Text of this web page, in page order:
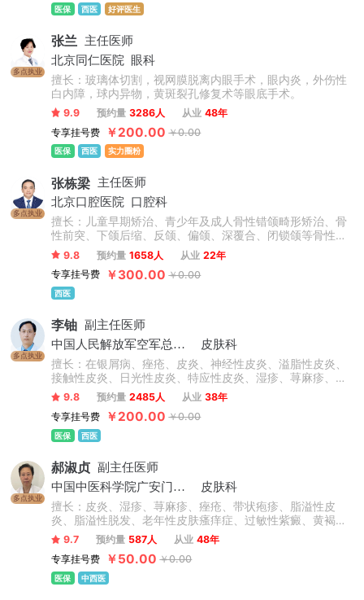
医保 西医 好评医生
多点执业
张兰 主任医师
北京同仁医院
眼科
擅长：玻璃体切割，视网膜脱离内眼手术，眼内炎，外伤性
白内障，球内异物，黄斑裂孔修复术等眼底手术。
9.9 预约量 3286人 从业 48年
专享挂号费
￥200.00 ￥0.00
医保 西医 实力圈粉
多点执业
张栋梁 主任医师
北京口腔医院 口腔科
擅长：儿童早期矫治、青少年及成人骨性错颌畸形矫治、骨
性前突、下颌后缩、反颌、偏颌、深覆合、闭锁颌等骨性问
题矫治，不拔牙矫治技术，微种植支抗技术，正畸-正颌联合
治疗，牙周-正畸联合治疗，数字化舌侧及无托槽隐形矫治技
术，复杂病例矫治。累计完成矫治案例数万例。
9.8 预约量 1658人 从业 22年
专享挂号费
￥300.00 ￥0.00
西医
多点执业
李铀 副主任医师
中国人民解放军空军总医院
皮肤科
擅长：在银屑病、痤疮、皮炎、神经性皮炎、溢脂性皮炎、
接触性皮炎、日光性皮炎、特应性皮炎、湿疹、荨麻疹、慢
性荨麻疹、急性荨麻疹、丘疹性荨麻疹、胆碱能性荨麻疹等
心身性皮肤病诊治方面有独到的见解和特色。
9.8 预约量 2485人 从业 38年
专享挂号费
￥200.00 ￥0.00
医保 西医
多点执业
郝淑贞 副主任医师
中国中医科学院广安门医院
皮肤科
擅长：皮炎、湿疹、荨麻疹、痤疮、带状疱疹、脂溢性皮
炎、脂溢性脱发、老年性皮肤瘙痒症、过敏性紫癜、黄褐
斑、银屑病、白癜风、扁平疣等皮肤病的诊断及治疗。
9.7 预约量 587人 从业 48年
专享挂号费
￥50.00 ￥0.00
医保 中西医